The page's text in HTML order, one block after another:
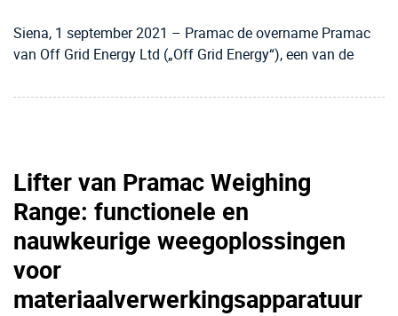
Siena, 1 september 2021 – Pramac de overname Pramac
van Off Grid Energy Ltd („Off Grid Energy“), een van de
Lifter van Pramac Weighing
Range: functionele en
nauwkeurige weegoplossingen
voor
materiaalverwerkingsapparatuur